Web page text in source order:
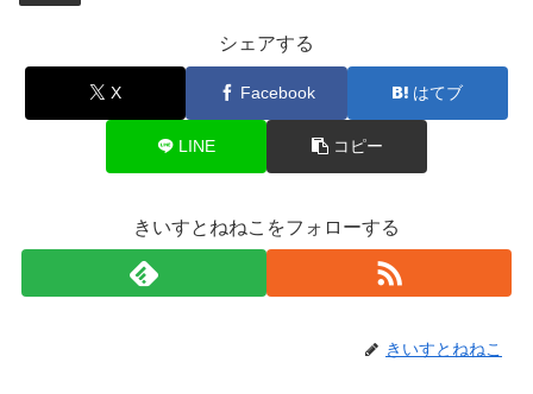
シェアする
X Facebook はてブ
LINE コピー
きいすとねねこをフォローする
きいすとねねこ